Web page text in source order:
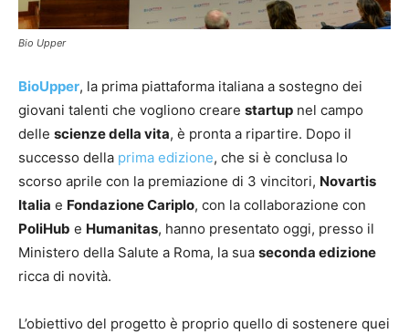
Bio Upper
BioUpper, la prima piattaforma italiana a sostegno dei
giovani talenti che vogliono creare startup nel campo
delle scienze della vita, è pronta a ripartire. Dopo il
successo della prima edizione, che si è conclusa lo
scorso aprile con la premiazione di 3 vincitori, Novartis
Italia e Fondazione Cariplo, con la collaborazione con
PoliHub e Humanitas, hanno presentato oggi, presso il
Ministero della Salute a Roma, la sua seconda edizione
ricca di novità.
L’obiettivo del progetto è proprio quello di sostenere quei